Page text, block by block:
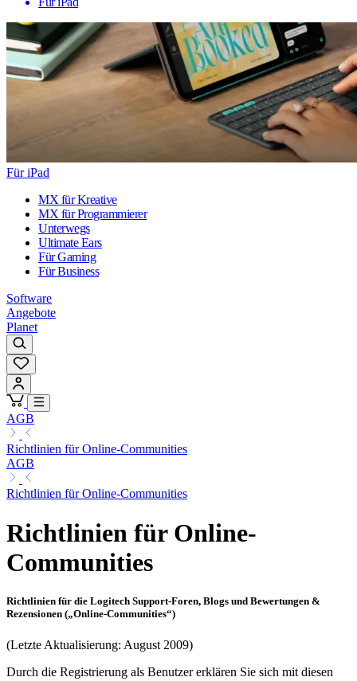
Für iPad
MX für Kreative
MX für Programmierer
Unterwegs
Ultimate Ears
Für Gaming
Für Business
Software
Angebote
Planet
AGB
Richtlinien für Online-Communities
AGB
Richtlinien für Online-Communities
Richtlinien für Online-
Communities
Richtlinien für die Logitech Support-Foren, Blogs und Bewertungen &
Rezensionen („Online-Communities“)
(Letzte Aktualisierung: August 2009)
Durch die Registrierung als Benutzer erklären Sie sich mit diesen